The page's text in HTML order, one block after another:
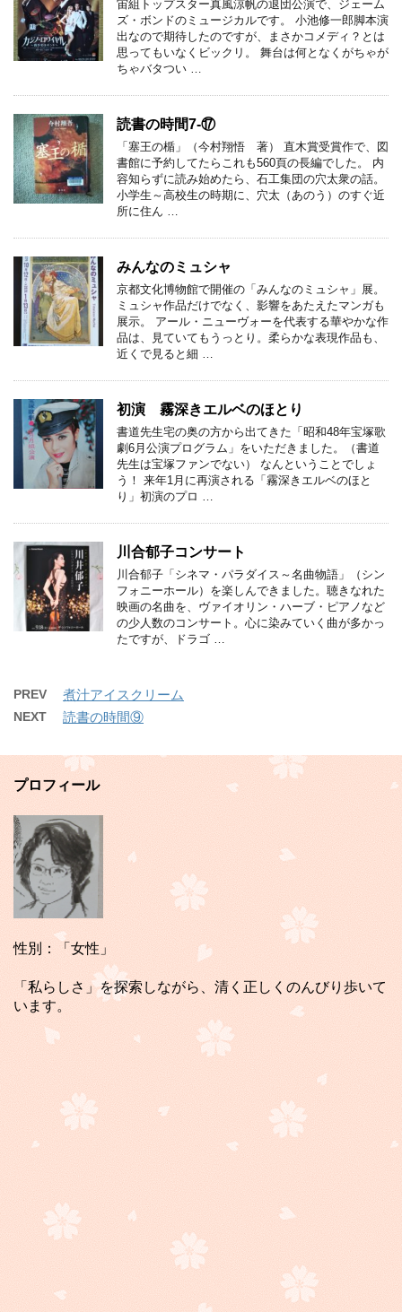
宙組トップスター真風涼帆の退団公演で、ジェーム
ズ・ボンドのミュージカルです。 小池修一郎脚本演
出なので期待したのですが、まさかコメディ？とは
思ってもいなくビックリ。 舞台は何となくがちゃが
ちゃバタつい …
読書の時間7-⑰
「塞王の楯」（今村翔悟 著） 直木賞受賞作で、図
書館に予約してたらこれも560頁の長編でした。 内
容知らずに読み始めたら、石工集団の穴太衆の話。
小学生～高校生の時期に、穴太（あのう）のすぐ近
所に住ん …
みんなのミュシャ
京都文化博物館で開催の「みんなのミュシャ」展。
ミュシャ作品だけでなく、影響をあたえたマンガも
展示。 アール・ニューヴォーを代表する華やかな作
品は、見ていてもうっとり。柔らかな表現作品も、
近くで見ると細 …
初演 霧深きエルベのほとり
書道先生宅の奥の方から出てきた「昭和48年宝塚歌
劇6月公演プログラム」をいただきました。（書道
先生は宝塚ファンでない） なんということでしょ
う！ 来年1月に再演される「霧深きエルベのほと
り」初演のプロ …
川合郁子コンサート
川合郁子「シネマ・パラダイス～名曲物語」（シン
フォニーホール）を楽しんできました。聴きなれた
映画の名曲を、ヴァイオリン・ハーブ・ピアノなど
の少人数のコンサート。心に染みていく曲が多かっ
たですが、ドラゴ …
PREV 煮汁アイスクリーム
NEXT 読書の時間⑨
プロフィール
性別：「女性」
「私らしさ」を探索しながら、清く正しくのんびり歩いて
います。